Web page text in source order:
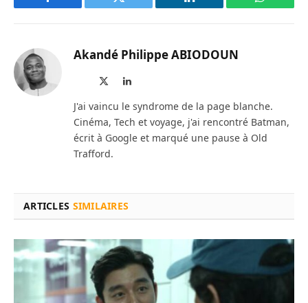
Facebook Twitter LinkedIn
Akandé Philippe ABIODOUN
LinkedIn
J'ai vaincu le syndrome de la page blanche.
Cinéma, Tech et voyage, j'ai rencontré Batman,
écrit à Google et marqué une pause à Old
Trafford.
ARTICLES SIMILAIRES